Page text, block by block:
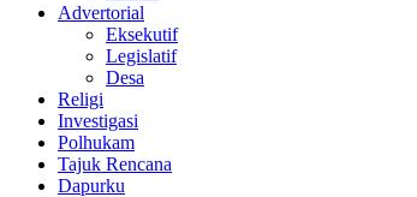
Advertorial
Eksekutif
Legislatif
Desa
Religi
Investigasi
Polhukam
Tajuk Rencana
Dapurku